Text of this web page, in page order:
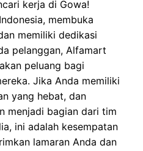
kerja di Gowa!
membuka
memiliki dedikasi
pelanggan, Alfamart
peluang bagi
Jika Anda memiliki
yang hebat, dan
menjadi bagian dari tim
ini adalah kesempatan
lamaran Anda dan